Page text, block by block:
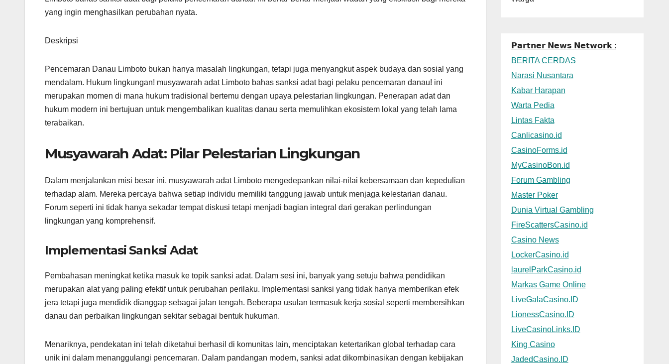
yang ingin menghasilkan perubahan nyata.
Deskripsi
Pencemaran Danau Limboto bukan hanya masalah lingkungan, tetapi juga menyangkut aspek budaya dan sosial yang
mendalam. Hukum lingkungan! musyawarah adat Limboto bahas sanksi adat bagi pelaku pencemaran danau! ini
merupakan momen di mana hukum tradisional bertemu dengan upaya pelestarian lingkungan. Penerapan adat dan
hukum modern ini bertujuan untuk mengembalikan kualitas danau serta memulihkan ekosistem lokal yang telah lama
terabaikan.
Musyawarah Adat: Pilar Pelestarian Lingkungan
Dalam menjalankan misi besar ini, musyawarah adat Limboto mengedepankan nilai-nilai kebersamaan dan kepedulian
terhadap alam. Mereka percaya bahwa setiap individu memiliki tanggung jawab untuk menjaga kelestarian danau.
Forum seperti ini tidak hanya sekadar tempat diskusi tetapi menjadi bagian integral dari gerakan perlindungan
lingkungan yang komprehensif.
Implementasi Sanksi Adat
Pembahasan meningkat ketika masuk ke topik sanksi adat. Dalam sesi ini, banyak yang setuju bahwa pendidikan
merupakan alat yang paling efektif untuk perubahan perilaku. Implementasi sanksi yang tidak hanya memberikan efek
jera tetapi juga mendidik dianggap sebagai jalan tengah. Beberapa usulan termasuk kerja sosial seperti membersihkan
danau dan perbaikan lingkungan sekitar sebagai bentuk hukuman.
Menariknya, pendekatan ini telah diketahui berhasil di komunitas lain, menciptakan ketertarikan global terhadap cara
unik ini dalam menanggulangi pencemaran. Dalam pandangan modern, sanksi adat dikombinasikan dengan kebijakan
𝗣𝗮𝗿𝘁𝗻𝗲𝗿 𝗡𝗲𝘄𝘀 𝗡𝗲𝘁𝘄𝗼𝗿𝗸 :
BERITA CERDAS
Narasi Nusantara
Kabar Harapan
Warta Pedia
Lintas Fakta
Canlicasino.id
CasinoForms.id
MyCasinoBon.id
Forum Gambling
Master Poker
Dunia Virtual Gambling
FireScattersCasino.id
Casino News
LockerCasino.id
laurelParkCasino.id
Markas Game Online
LiveGalaCasino.ID
LionessCasino.ID
LiveCasinoLinks.ID
King Casino
JadedCasino.ID